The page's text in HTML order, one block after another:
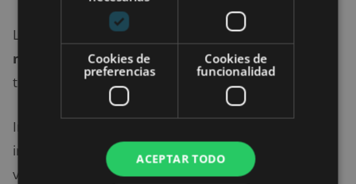
La cinta de correr Gridinlux tiene un
moderno
, con unos acabados negros y azul
turquesa.
Incorpora una
información sobre tu entrenamiento, como
velocidad, distancia recorrida, tiempo y calorías
Cookies de
preferencias
Cookies de
funcionalidad
ACEPTAR TODO